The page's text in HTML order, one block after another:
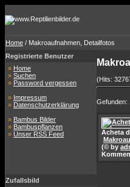
Home / Makroaufnahmen, Detailfotos
Registrierte Benutzer
» Home
» Suchen
» Password vergessen
» Impressum
» Datenschutzerklärung
» Bambus Bilder
» Bambuspflanzen
» Unser RSS Feed
Zufallsbild
(Hits:
Gefunden:
Acheta
(© by